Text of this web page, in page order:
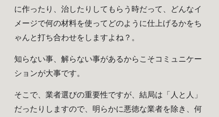
に作ったり、治したりしてもらう時だって、どんなイ
メージで何の材料を使ってどのように仕上げるかをち
ゃんと打ち合わせをしますよね？。
知らない事、解らない事があるからこそコミュニケー
ションが大事です。
そこで、業者選びの重要性ですが、結局は「人と人」
だったりしますので、明らかに悪徳な業者を除き、何